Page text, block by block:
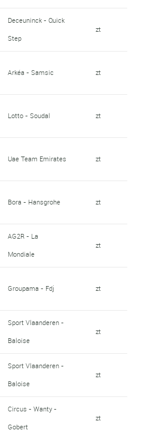
Deceuninck - Quick
Step
zt
Arkéa - Samsic zt
Lotto - Soudal zt
Uae Team Emirates zt
Bora - Hansgrohe zt
AG2R - La
Mondiale
zt
Groupama - Fdj zt
Sport Vlaanderen -
Baloise
zt
Sport Vlaanderen -
Baloise
zt
Circus - Wanty -
Gobert
zt